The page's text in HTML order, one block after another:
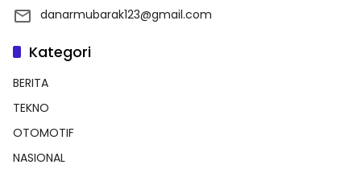
danarmubarak123@gmail.com
Kategori
BERITA
TEKNO
OTOMOTIF
NASIONAL